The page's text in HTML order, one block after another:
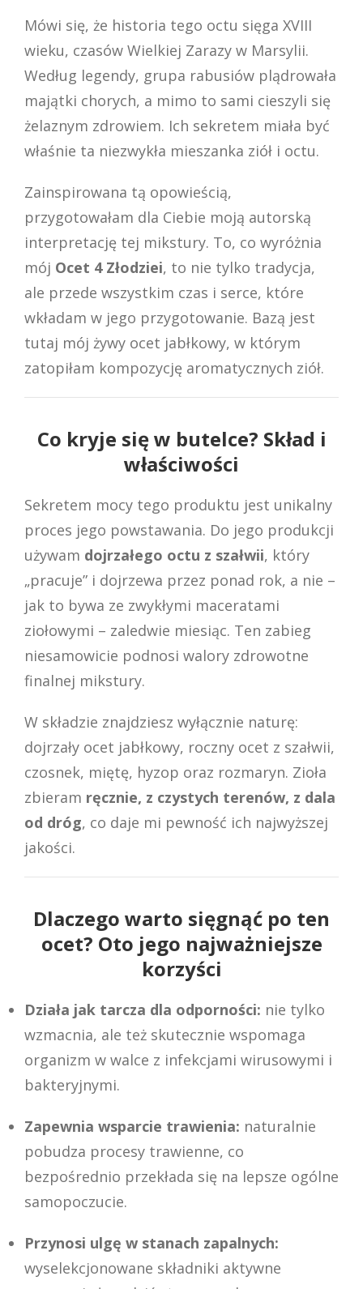
Mówi się, że historia tego octu sięga XVIII
wieku, czasów Wielkiej Zarazy w Marsylii.
Według legendy, grupa rabusiów plądrowała
majątki chorych, a mimo to sami cieszyli się
żelaznym zdrowiem. Ich sekretem miała być
właśnie ta niezwykła mieszanka ziół i octu.
Zainspirowana tą opowieścią,
przygotowałam dla Ciebie moją autorską
interpretację tej mikstury. To, co wyróżnia
mój Ocet 4 Złodziei, to nie tylko tradycja,
ale przede wszystkim czas i serce, które
wkładam w jego przygotowanie. Bazą jest
tutaj mój żywy ocet jabłkowy, w którym
zatopiłam kompozycję aromatycznych ziół.
Co kryje się w butelce? Skład i
właściwości
Sekretem mocy tego produktu jest unikalny
proces jego powstawania. Do jego produkcji
używam dojrzałego octu z szałwii, który
„pracuje” i dojrzewa przez ponad rok, a nie –
jak to bywa ze zwykłymi maceratami
ziołowymi – zaledwie miesiąc. Ten zabieg
niesamowicie podnosi walory zdrowotne
finalnej mikstury.
W składzie znajdziesz wyłącznie naturę:
dojrzały ocet jabłkowy, roczny ocet z szałwii,
czosnek, miętę, hyzop oraz rozmaryn. Zioła
zbieram ręcznie, z czystych terenów, z dala
od dróg, co daje mi pewność ich najwyższej
jakości.
Dlaczego warto sięgnąć po ten
ocet? Oto jego najważniejsze
korzyści
Działa jak tarcza dla odporności: nie tylko
wzmacnia, ale też skutecznie wspomaga
organizm w walce z infekcjami wirusowymi i
bakteryjnymi.
Zapewnia wsparcie trawienia: naturalnie
pobudza procesy trawienne, co
bezpośrednio przekłada się na lepsze ogólne
samopoczucie.
Przynosi ulgę w stanach zapalnych:
wyselekcjonowane składniki aktywne